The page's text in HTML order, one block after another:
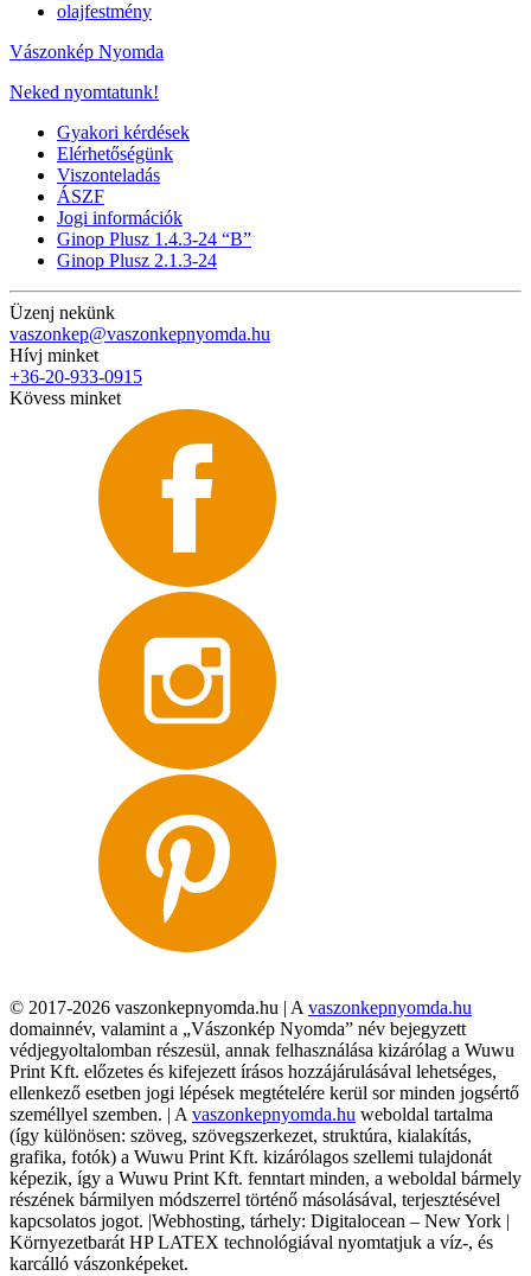
olajfestmény
Vászonkép Nyomda
Neked nyomtatunk!
Gyakori kérdések
Elérhetőségünk
Viszonteladás
ÁSZF
Jogi információk
Ginop Plusz 1.4.3-24 “B”
Ginop Plusz 2.1.3-24
Üzenj nekünk
vaszonkep@vaszonkepnyomda.hu
Hívj minket
+36-20-933-0915
Kövess minket
© 2017-2026 vaszonkepnyomda.hu | A vaszonkepnyomda.hu
domainnév, valamint a „Vászonkép Nyomda” név bejegyzett
védjegyoltalomban részesül, annak felhasználása kizárólag a Wuwu
Print Kft. előzetes és kifejezett írásos hozzájárulásával lehetséges,
ellenkező esetben jogi lépések megtételére kerül sor minden jogsértő
személlyel szemben. | A vaszonkepnyomda.hu weboldal tartalma
(így különösen: szöveg, szövegszerkezet, struktúra, kialakítás,
grafika, fotók) a Wuwu Print Kft. kizárólagos szellemi tulajdonát
képezik, így a Wuwu Print Kft. fenntart minden, a weboldal bármely
részének bármilyen módszerrel történő másolásával, terjesztésével
kapcsolatos jogot. |Webhosting, tárhely: Digitalocean – New York |
Környezetbarát HP LATEX technológiával nyomtatjuk a víz-, és
karcálló vászonképeket.